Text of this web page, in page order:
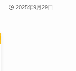
2025年9月29日